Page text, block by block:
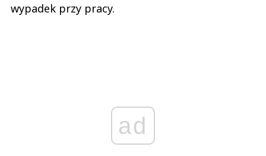
wypadek przy pracy.
ad